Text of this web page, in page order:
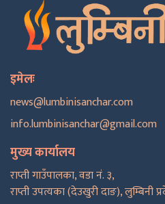
इमेलः
news@lumbinisanchar.com
info.lumbinisanchar@gmail.com
मुख्य कार्यालय
राप्ती गाउँपालका, वडा नं. ३,
राप्ती उपत्यका (देउखुरी दाङ), लुम्बिनी